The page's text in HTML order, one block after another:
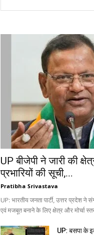
UP बीजेपी ने जारी की
प्रभारियों की सूची,...
Pratibha Srivastava
UP: भारतीय जनता पार्टी, उत्तर प्रदेश
एवं मजबूत बनाने के लिए क्षेत्र और मोर्चा
UP: बसपा के